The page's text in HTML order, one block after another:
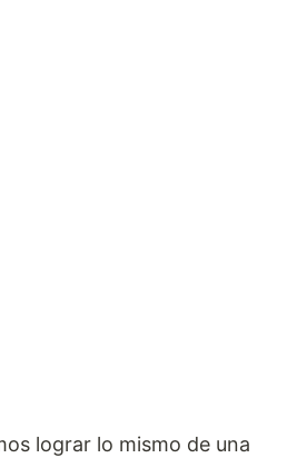
lograr lo mismo de una